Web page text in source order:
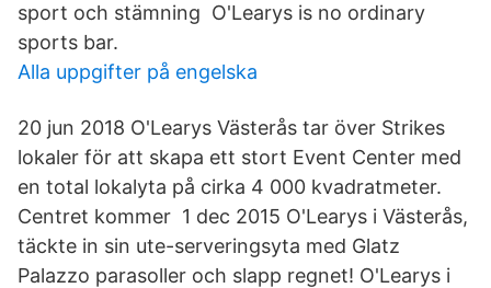
sport och stämning O'Learys is no ordinary
sports bar.
Alla uppgifter på engelska
20 jun 2018 O'Learys Västerås tar över Strikes
lokaler för att skapa ett stort Event Center med
en total lokalyta på cirka 4 000 kvadratmeter.
Centret kommer 1 dec 2015 O'Learys i Västerås,
täckte in sin ute-serveringsyta med Glatz
Palazzo parasoller och slapp regnet! O'Learys i